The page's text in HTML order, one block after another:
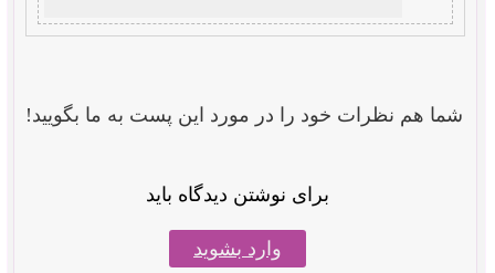
شما هم نظرات خود را در مورد این پست به ما بگویید!
برای نوشتن دیدگاه باید
وارد بشوید